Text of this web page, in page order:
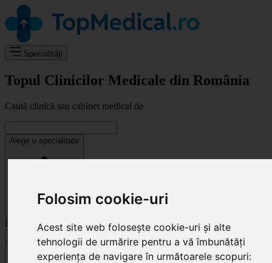
Folosim cookie-uri
Acest site web folosește cookie-uri și alte
tehnologii de urmărire pentru a vă îmbunătăți
experiența de navigare în următoarele scopuri:
Specialități
Topul Clinicilor Medicale din România
Caută clinică sau cabinet medical de
Alege o specialitate
în
Cluj-Napoca